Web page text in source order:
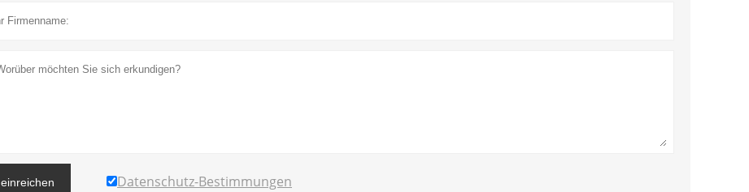
einreichen Datenschutz-Bestimmungen